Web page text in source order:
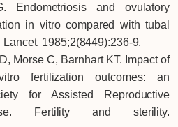
Endometriosis and ovulatory
in vitro compared with tubal
1985;2(8449):236-9.
Morse C, Barnhart KT. Impact of
fertilization outcomes: an
for Assisted Reproductive
Fertility and sterility.